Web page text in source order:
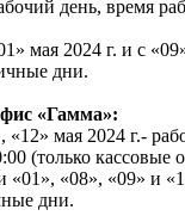
день, время
мая 2024 г. и с
дни.
«Гамма»:
«12» мая 2024 г.-
(только кассовые
«01», «08», «09» и
дни.